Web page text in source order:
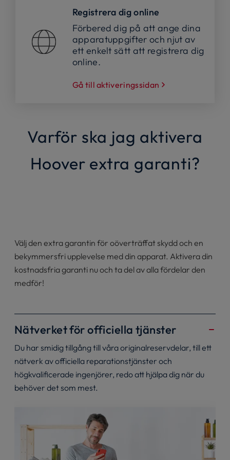
Registrera dig online
Förbered dig på att ange dina
apparatuppgifter och njut av
ett enkelt sätt att registrera dig
online.
Gå till aktiveringssidan
Varför ska jag aktivera
Hoover extra garanti?
Välj den extra garantin för oöverträffat skydd och en
bekymmersfri upplevelse med din apparat. Aktivera din
kostnadsfria garanti nu och ta del av alla fördelar den
medför!
Nätverket för officiella tjänster
Du har smidig tillgång till våra originalreservdelar, till ett
nätverk av officiella reparationstjänster och
högkvalificerade ingenjörer, redo att hjälpa dig när du
behöver det som mest.